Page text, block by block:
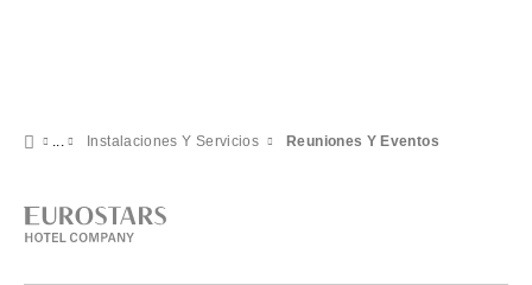
Instalaciones Y Servicios Reuniones Y Eventos